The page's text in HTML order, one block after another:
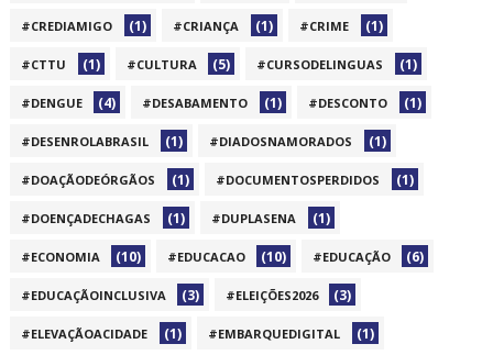
#CREDIAMIGO (1) #CRIANÇA (1) #CRIME (1)
#CTTU (1) #CULTURA (5) #CURSODELINGUAS (1)
#DENGUE (4) #DESABAMENTO (1) #DESCONTO (1)
#DESENROLABRASIL (1) #DIADOSNAMORADOS (1)
#DOAÇÃODEÓRGÃOS (1) #DOCUMENTOSPERDIDOS (1)
#DOENÇADECHAGAS (1) #DUPLASENA (1)
#ECONOMIA (10) #EDUCACAO (10) #EDUCAÇÃO (6)
#EDUCAÇÃOINCLUSIVA (3) #ELEIÇÕES2026 (3)
#ELEVAÇÃOACIDADE (1) #EMBARQUEDIGITAL (1)